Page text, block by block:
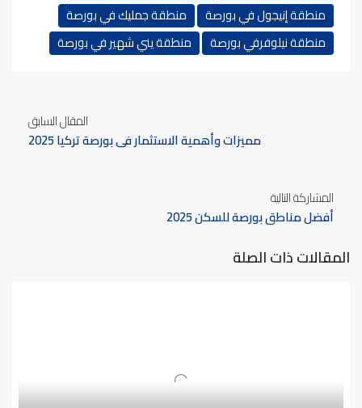
منطقة إنيجول في بورصة
منطقة جمليك في بورصة
منطقة نيلوفرفي بورصة
منطقة يني شهير في بورصة
المقال السابق
مميزات وأهمية الاستثمار في بورصة تركيا 2025
المشاركة التالية
أفضل مناطق بورصة للسكن 2025
المقالات ذات الصلة